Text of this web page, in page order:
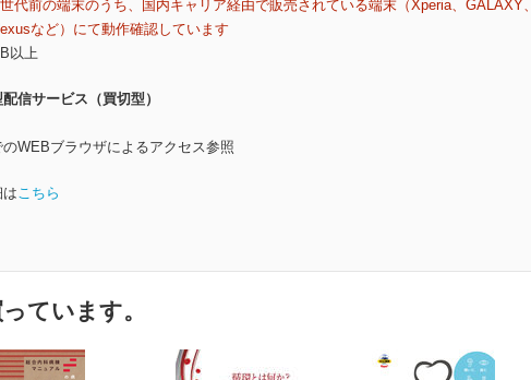
代前の端末のうち、国内キャリア経由で販売されている端末（Xperia、GALAXY、
など）にて動作確認しています
以上
信サービス（買切型）
WEBブラウザによるアクセス参照
こちら
ています。